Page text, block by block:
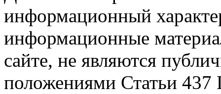
информационный
информационные
сайте, не являются
положениями Статьи 437